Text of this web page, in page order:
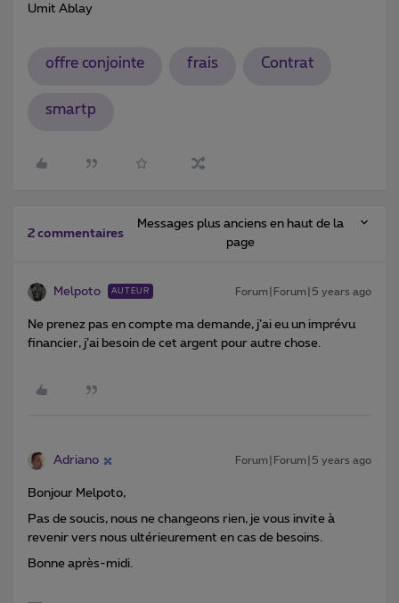
Umit Ablay
offre conjointe frais Contrat
smartp
2 commentaires
Messages plus anciens en haut de la
page
Melpoto AUTEUR Forum|Forum|5 years ago
Ne prenez pas en compte ma demande, j’ai eu un imprévu
financier, j’ai besoin de cet argent pour autre chose.
Adriano Forum|Forum|5 years ago
Bonjour Melpoto,
Pas de soucis, nous ne changeons rien, je vous invite à
revenir vers nous ultérieurement en cas de besoins.
Bonne après-midi.